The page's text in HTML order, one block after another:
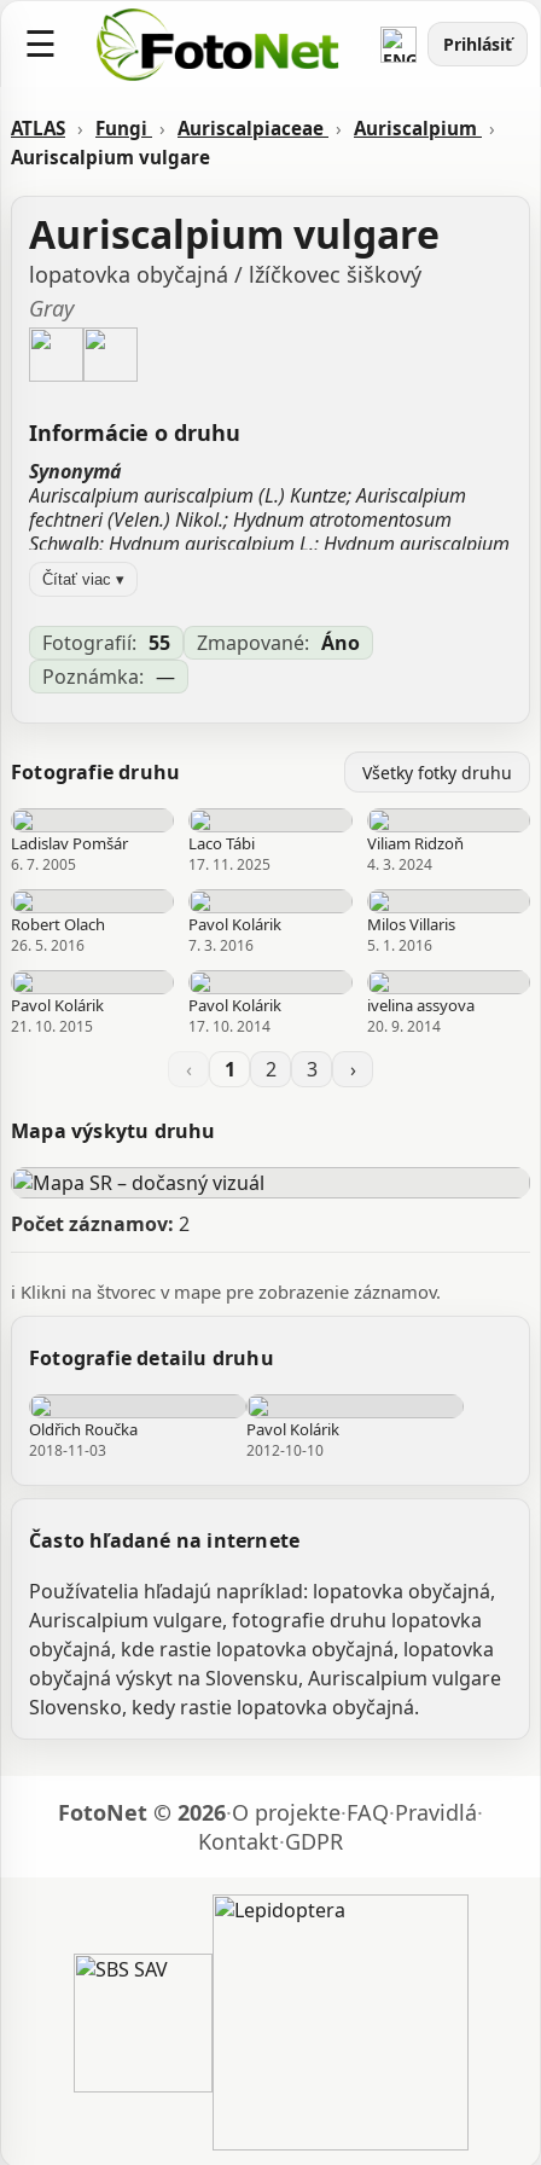
☰ Prihlásiť
ATLAS › Fungi › Auriscalpiaceae › Auriscalpium ›
Auriscalpium vulgare
Auriscalpium vulgare
lopatovka obyčajná / lžíčkovec šiškový
Gray
Informácie o druhu
Synonymá
Auriscalpium auriscalpium (L.) Kuntze; Auriscalpium
fechtneri (Velen.) Nikol.; Hydnum atrotomentosum
Schwalb; Hydnum auriscalpium L.; Hydnum auriscalpium
var. auriscalpium L.; Hydnum fechtneri Velen.; Leptodon
auriscalpium (L.) Quél.; Pleurodon auriscalpium (L.) P.
auriscalpium (L.) Paulet
Zdroj:-
Čítať viac ▾
Fotografií: 55 Zmapované: Áno
Poznámka: —
Fotografie druhu Všetky fotky druhu
Ladislav Pomšár
6. 7. 2005
Laco Tábi
17. 11. 2025
Viliam Ridzoň
4. 3. 2024
Robert Olach
26. 5. 2016
Pavol Kolárik
7. 3. 2016
Milos Villaris
5. 1. 2016
Pavol Kolárik
21. 10. 2015
Pavol Kolárik
17. 10. 2014
ivelina assyova
20. 9. 2014
‹ 1 2 3 ›
Mapa výskytu druhu
Počet záznamov: 2
ℹ️ Klikni na štvorec v mape pre zobrazenie záznamov.
Fotografie detailu druhu
Oldřich Roučka
2018-11-03
Pavol Kolárik
2012-10-10
Často hľadané na internete
Používatelia hľadajú napríklad: lopatovka obyčajná,
Auriscalpium vulgare, fotografie druhu lopatovka
obyčajná, kde rastie lopatovka obyčajná, lopatovka
obyčajná výskyt na Slovensku, Auriscalpium vulgare
Slovensko, kedy rastie lopatovka obyčajná.
FotoNet © 2026·O projekte·FAQ·Pravidlá·
Kontakt·GDPR